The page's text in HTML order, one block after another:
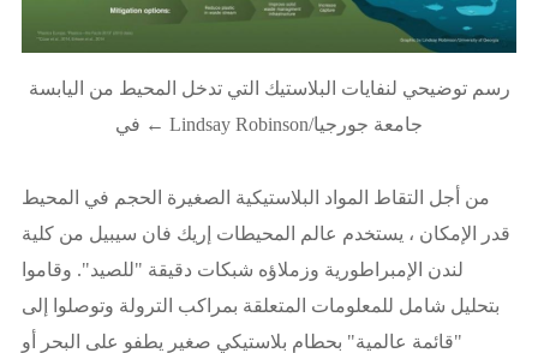
رسم توضيحي لنفايات البلاستيك التي تدخل المحيط من اليابسة
في ← Lindsay Robinson/جامعة جورجيا
من أجل التقاط المواد البلاستيكية الصغيرة الحجم في المحيط
قدر الإمكان ، يستخدم عالم المحيطات إريك فان سيبيل من كلية
لندن الإمبراطورية وزملاؤه شبكات دقيقة "للصيد". وقاموا
بتحليل شامل للمعلومات المتعلقة بمراكب الترولة وتوصلوا إلى
"قائمة عالمية" بحطام بلاستيكي صغير يطفو على البحر أو